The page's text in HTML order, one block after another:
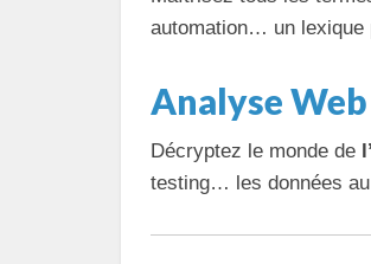
automation… un lexique
Analyse
Décryptez le monde de
testing… les données